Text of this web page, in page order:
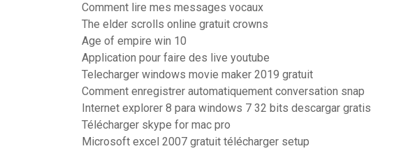
Comment lire mes messages vocaux
The elder scrolls online gratuit crowns
Age of empire win 10
Application pour faire des live youtube
Telecharger windows movie maker 2019 gratuit
Comment enregistrer automatiquement conversation snap
Internet explorer 8 para windows 7 32 bits descargar gratis
Télécharger skype for mac pro
Microsoft excel 2007 gratuit télécharger setup